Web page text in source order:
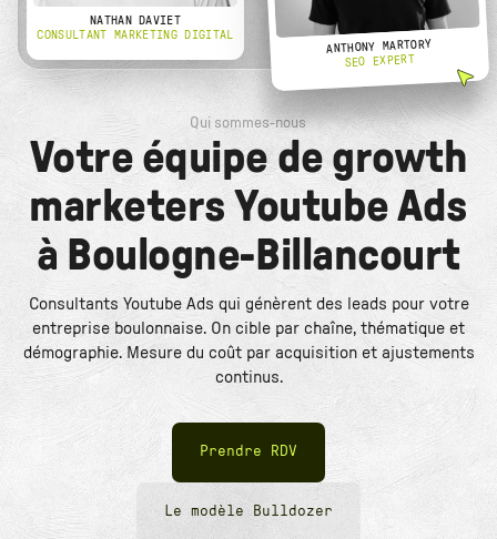
NATHAN DAVIET
CONSULTANT MARKETING DIGITAL
ANTHONY MARTORY
SEO EXPERT
Qui sommes-nous
Votre équipe de growth
marketers Youtube Ads
à Boulogne-Billancourt
Consultants Youtube Ads qui génèrent des leads pour votre
entreprise boulonnaise. On cible par chaîne, thématique et
démographie. Mesure du coût par acquisition et ajustements
continus.
Prendre RDV
Le modèle Bulldozer